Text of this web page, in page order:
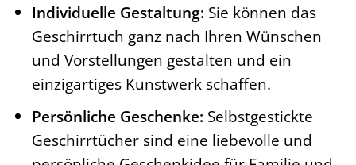
Individuelle Gestaltung: Sie können das
Geschirrtuch ganz nach Ihren Wünschen
und Vorstellungen gestalten und ein
einzigartiges Kunstwerk schaffen.
Persönliche Geschenke: Selbstgestickte
Geschirrtücher sind eine liebevolle und